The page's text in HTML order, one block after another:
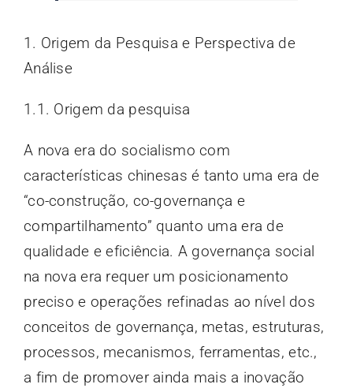
1. Origem da Pesquisa e Perspectiva de
Análise
1.1. Origem da pesquisa
A nova era do socialismo com
características chinesas é tanto uma era de
“co-construção, co-governança e
compartilhamento” quanto uma era de
qualidade e eficiência. A governança social
na nova era requer um posicionamento
preciso e operações refinadas ao nível dos
conceitos de governança, metas, estruturas,
processos, mecanismos, ferramentas, etc.,
a fim de promover ainda mais a inovação